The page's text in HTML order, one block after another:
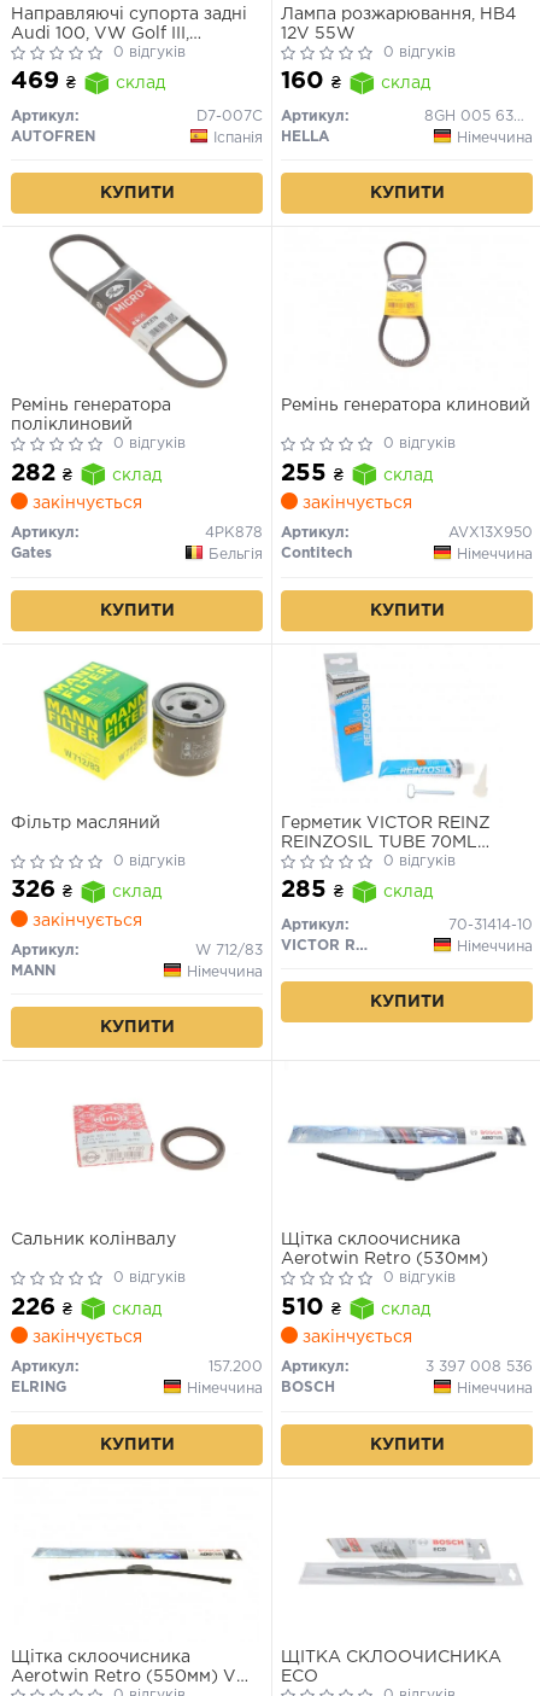
Направляючі супорта задні
Audi 100, VW Golf III,
Mercedes W2020 відгуків
469 ₴ склад
Артикул:
D7-007C
AUTOFREN
Іспанія
КУПИТИ
Лампа розжарювання, HB4
12V 55W
0 відгуків
160 ₴ склад
Артикул:
8GH 005 636-121
HELLA
Німеччина
КУПИТИ
Ремінь генератора
поліклиновий
0 відгуків
282 ₴
склад
закінчується
Артикул:
4PK878
Gates
Бельгія
КУПИТИ
Ремінь генератора клиновий
0 відгуків
255 ₴
склад
закінчується
Артикул:
AVX13X950
Contitech
Німеччина
КУПИТИ
Фільтр масляний
0 відгуків
326 ₴
склад
закінчується
Артикул:
W 712/83
MANN
Німеччина
КУПИТИ
Герметик VICTOR REINZ
REINZOSIL TUBE 70ML
-50/+300 (антрацит)
0 відгуків
285 ₴ склад
Артикул:
70-31414-10
VICTOR REINZ
Німеччина
КУПИТИ
Сальник колінвалу
0 відгуків
226 ₴
склад
закінчується
Артикул:
157.200
ELRING
Німеччина
КУПИТИ
Щітка склоочисника
Aerotwin Retro (530мм)
0 відгуків
510 ₴
склад
закінчується
Артикул:
3 397 008 536
BOSCH
Німеччина
КУПИТИ
Щітка склоочисника
Aerotwin Retro (550мм) VW
ЩІТКА СКЛООЧИСНИКА
ECO